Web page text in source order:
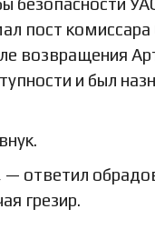
безопасности
пост
возвращения
и был
ответил
грезир.